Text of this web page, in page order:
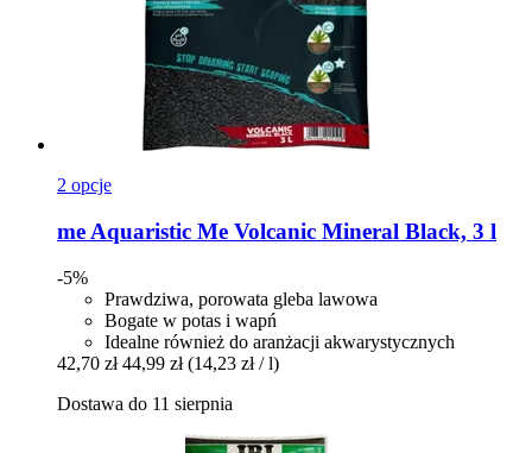
2 opcje
me Aquaristic Me Volcanic Mineral Black, 3 l
-5%
Prawdziwa, porowata gleba lawowa
Bogate w potas i wapń
Idealne również do aranżacji akwarystycznych
42,70 zł 44,99 zł (14,23 zł / l)
Dostawa do 11 sierpnia